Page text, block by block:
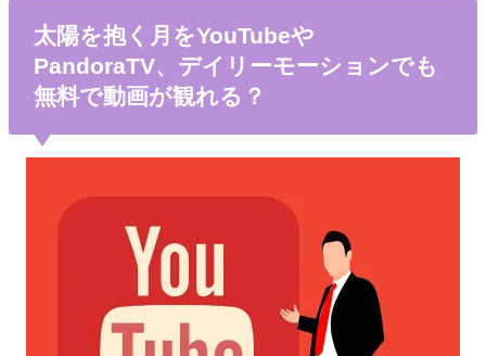
太陽を抱く月をYouTubeや
PandoraTV、デイリーモーションでも
無料で動画が観れる？